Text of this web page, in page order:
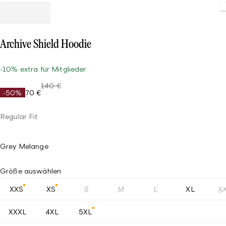
Archive Shield Hoodie
-10% extra für Mitglieder
-50% 70 €
140 €
Regular Fit
Grey Melange
Größe auswählen
XXS XS S M L XL
XXXL 4XL 5XL